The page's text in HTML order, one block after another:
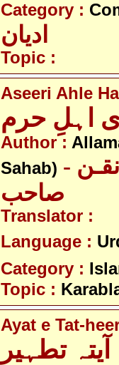
Category :
ادیان
Topic :
Aseeri Ahle
اہلِ حرم
Author :
Sahab) - علامہ علی نقی نقوی نقـن
صاحب
Translator :
Language :
Category :
Topic :
Ayat e Tat-
آیتہ تطہیر